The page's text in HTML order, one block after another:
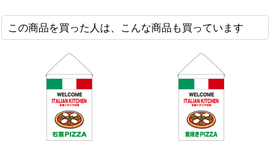
この商品を買った人は、こんな商品も買っています